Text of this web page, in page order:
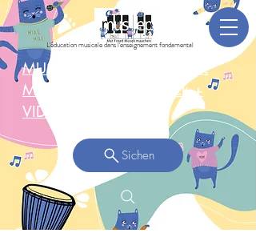
MUSEPGruppen-Concert: 3.
Mee 2025 Réckbléck +
VIDEO >
L'éducation musicale dans l'enseignement fondamental
Sichen